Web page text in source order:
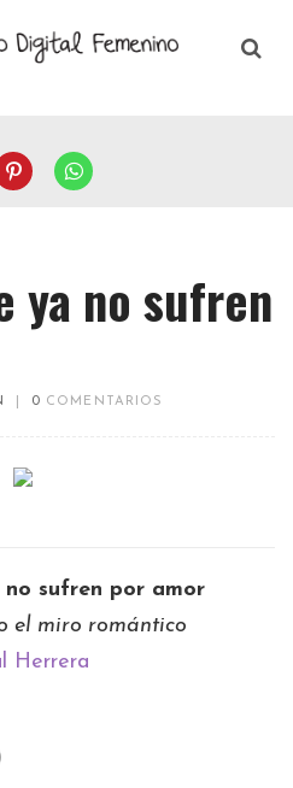
ya no sufren
0 COMENTARIOS
no sufren por amor
el miro romántico
Herrera